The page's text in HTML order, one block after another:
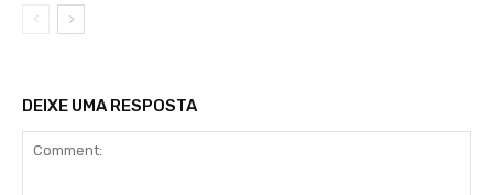
DEIXE UMA RESPOSTA